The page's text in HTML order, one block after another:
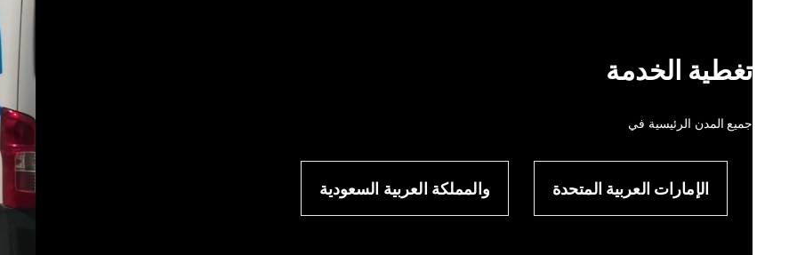
تغطية الخدمة
جميع المدن الرئيسية في
الإمارات العربية المتحدة والمملكة العربية السعودية